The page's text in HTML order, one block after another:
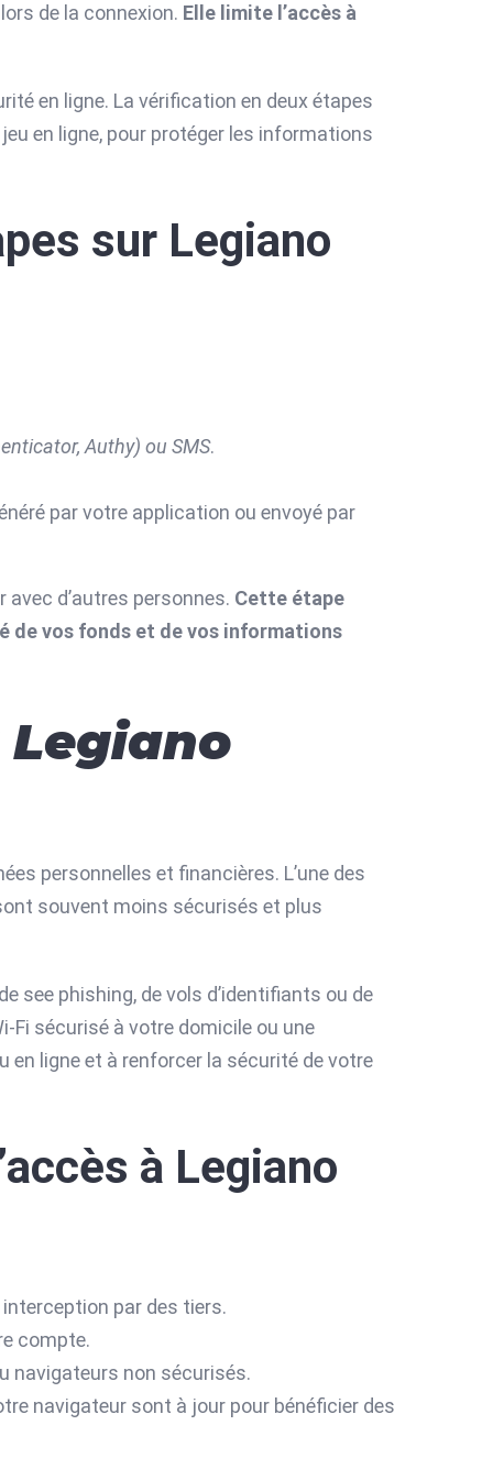
de la connexion. Elle limite l’accès à
en ligne. La vérification en deux étapes
en ligne, pour protéger les informations
sur Legiano
Authy) ou SMS.
par votre application ou envoyé par
d’autres personnes. Cette étape
de vos fonds et de vos informations
personnelles et financières. L’une des
souvent moins sécurisés et plus
see phishing, de vols d’identifiants ou de
Fi sécurisé à votre domicile ou une
en ligne et à renforcer la sécurité de votre
à Legiano
par des tiers.
compte.
navigateurs non sécurisés.
navigateur sont à jour pour bénéficier des